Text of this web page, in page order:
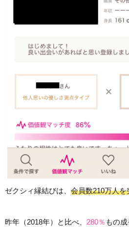
ゼクシィ縁結びは、 会員数210万人
昨年（2018年）と比べ、 280％ もの